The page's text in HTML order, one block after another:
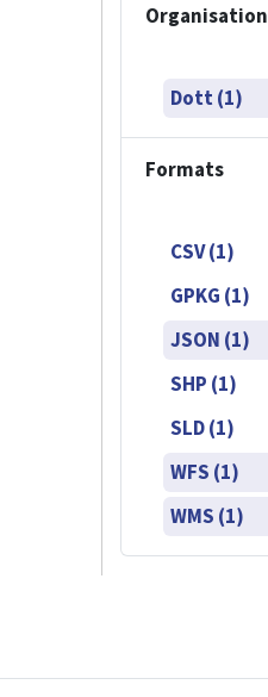
Organisation
Dott (1)
Formats
CSV (1)
GPKG (1)
JSON (1)
SHP (1)
SLD (1)
WFS (1)
WMS (1)